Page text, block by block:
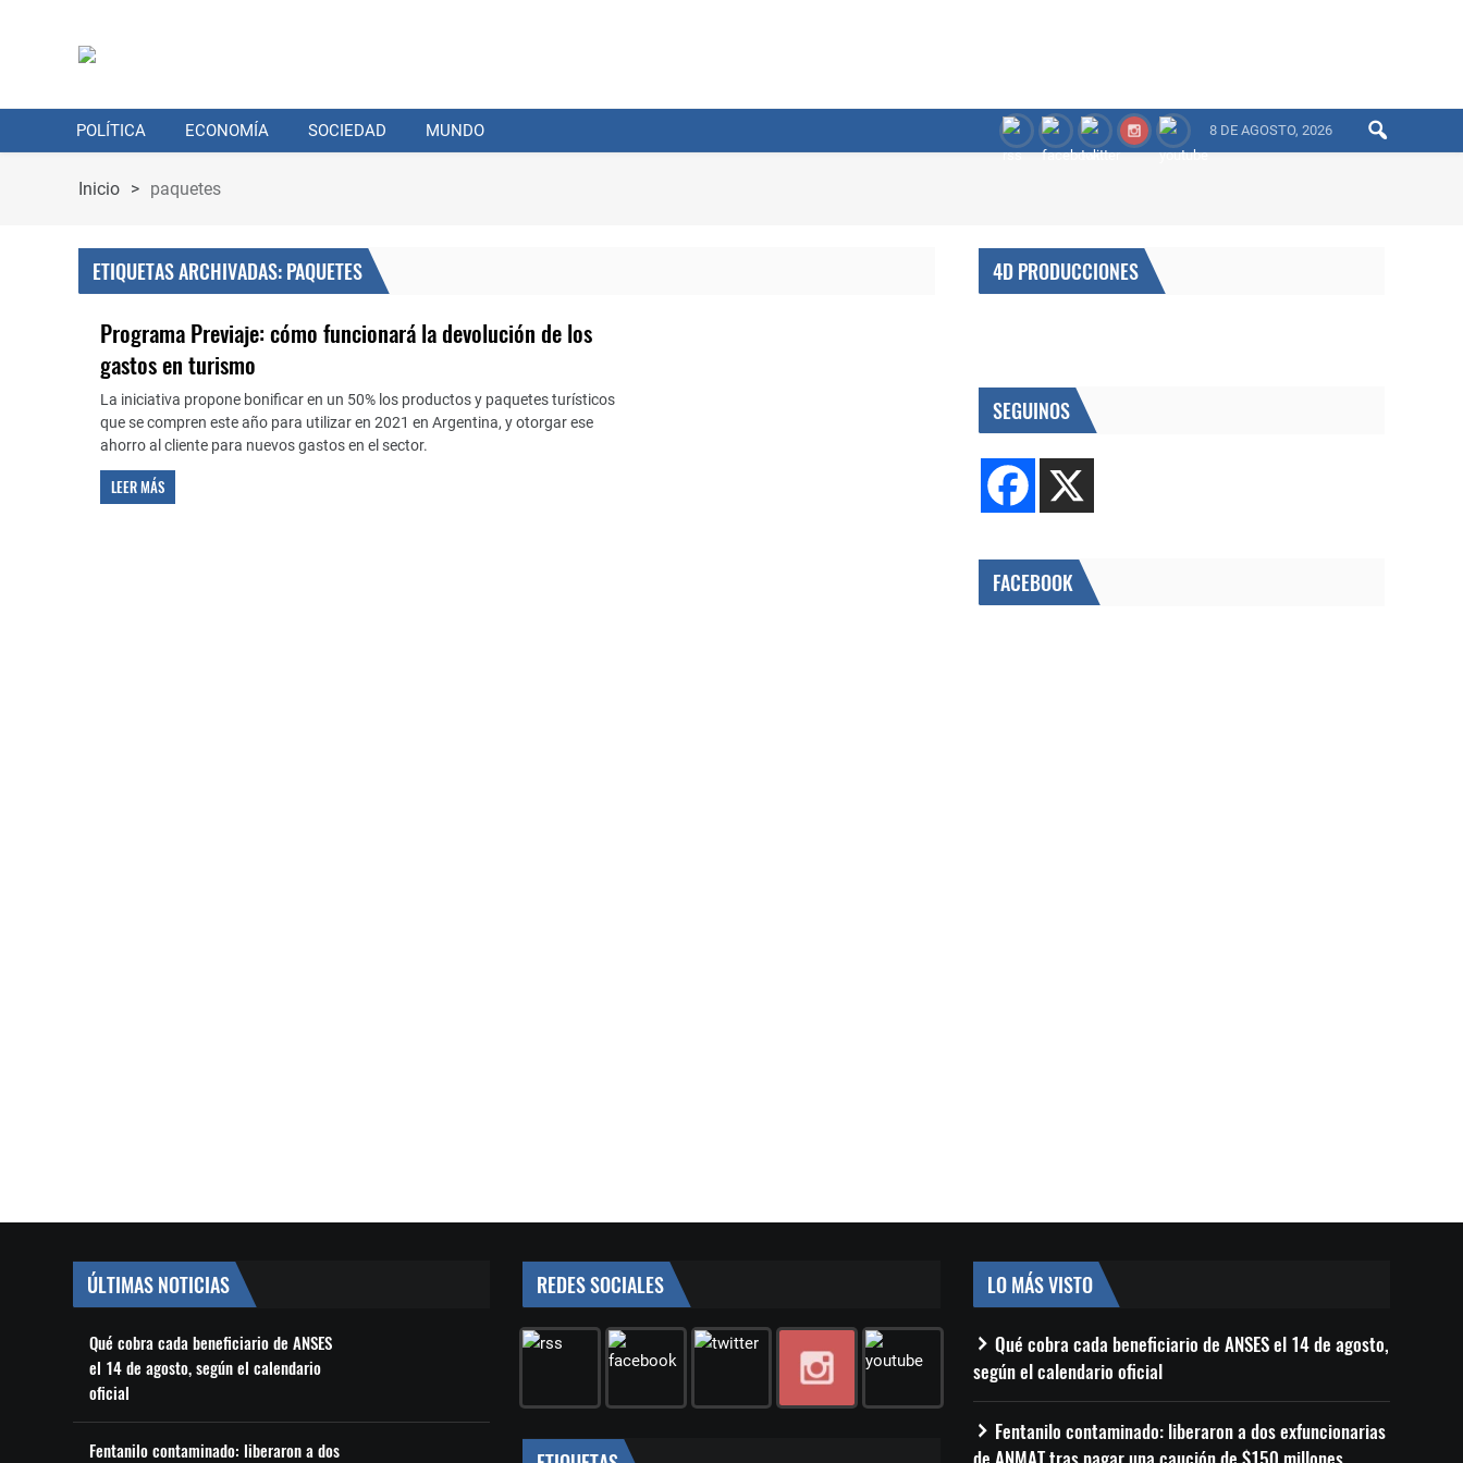
POLÍTICA ECONOMÍA SOCIEDAD MUNDO 8 DE AGOSTO, 2026
Inicio > paquetes
ETIQUETAS ARCHIVADAS: PAQUETES
Programa Previaje: cómo funcionará la devolución de los
gastos en turismo
La iniciativa propone bonificar en un 50% los productos y paquetes turísticos
que se compren este año para utilizar en 2021 en Argentina, y otorgar ese
ahorro al cliente para nuevos gastos en el sector.
LEER MÁS
4D PRODUCCIONES
SEGUINOS
FACEBOOK
ÚLTIMAS NOTICIAS
Qué cobra cada beneficiario de ANSES
el 14 de agosto, según el calendario
oficial
Fentanilo contaminado: liberaron a dos
REDES SOCIALES LO MÁS VISTO
Qué cobra cada beneficiario de ANSES el 14 de agosto,
según el calendario oficial
Fentanilo contaminado: liberaron a dos exfuncionarias